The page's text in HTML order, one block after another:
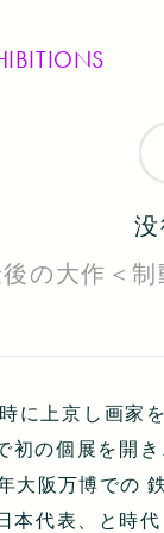
の大作＜
に上京し画家
初の個展を開き
大阪万博での
本代表、と時